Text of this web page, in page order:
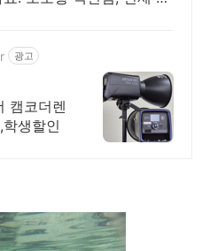
광고
캠코더렌
생할인